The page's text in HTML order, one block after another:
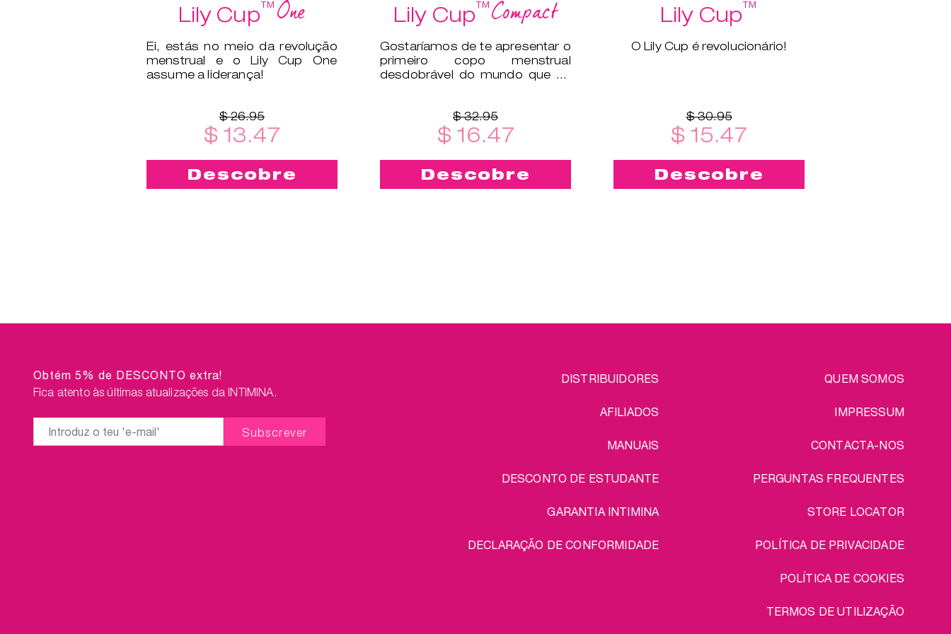
Lily Cup™One
Ei, estás no meio da revolução
menstrual e o Lily Cup One
assume a liderança!
$ 26.95
$ 13.47
Descobre
Lily Cup™Compact
Gostaríamos de te apresentar o
primeiro copo menstrual
desdobrável do mundo que se
$ 32.95
$ 16.47
Descobre
Lily Cup™
O Lily Cup é revolucionário!
$ 30.95
$ 15.47
Descobre
Obtém 5% de DESCONTO extra!
Fica atento às últimas atualizações da INTIMINA.
DISTRIBUIDORES
AFILIADOS
MANUAIS
DESCONTO DE ESTUDANTE
GARANTIA INTIMINA
DECLARAÇÃO DE CONFORMIDADE
LEGAL QUEM SOMOS
IMPRESSUM
CONTACTA-NOS
PERGUNTAS FREQUENTES
STORE LOCATOR
POLÍTICA DE PRIVACIDADE
POLÍTICA DE COOKIES
TERMOS DE UTILIZAÇÃO